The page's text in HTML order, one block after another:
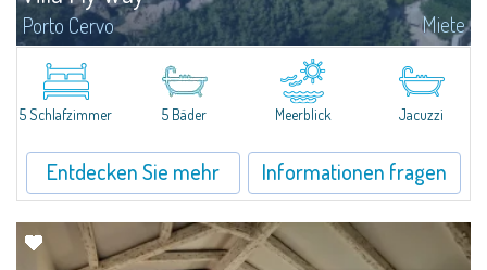
Porto Cervo Miete
Einzigartiges Anwesen in bester Lageüber dem Neuen Hafen von Porto
Cervo, mit einem unübertroffenen Blickauf die Bucht. Es besteht aus einer
eleganten Hauptvilla, einerDépendance für Gäste und einem gepflegten...
5 Schlafzimmer
5 Bäder Meerblick Jacuzzi
Entdecken Sie mehr Informationen fragen